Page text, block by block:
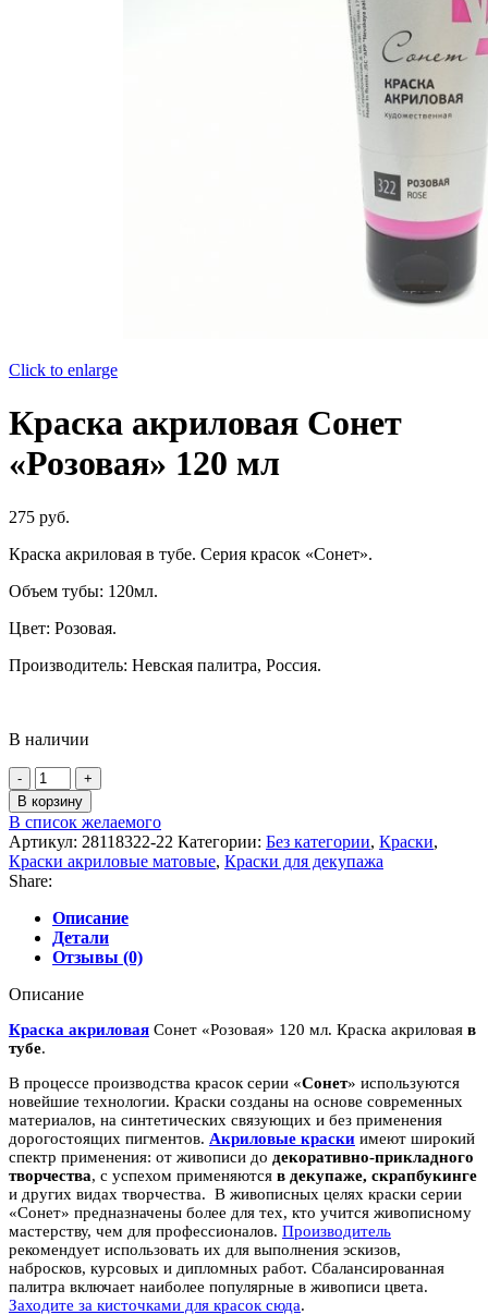
Click to enlarge
Краска акриловая Сонет
«Розовая» 120 мл
275 руб.
Краска акриловая в тубе. Серия красок «Сонет».
Объем тубы: 120мл.
Цвет: Розовая.
Производитель: Невская палитра, Россия.
В наличии
Количество
товара
Краска
акриловая
Сонет
"Розовая"
120
мл
В корзину
В список желаемого
Артикул: 28118322-22 Категории: Без категории, Краски,
Краски акриловые матовые, Краски для декупажа
Share:
Описание
Детали
Отзывы (0)
Описание
Краска акриловая Сонет «Розовая» 120 мл. Краска акриловая в
тубе.
В процессе производства красок серии «Сонет» используются
новейшие технологии. Краски созданы на основе современных
материалов, на синтетических связующих и без применения
дорогостоящих пигментов. Акриловые краски имеют широкий
спектр применения: от живописи до декоративно-прикладного
творчества, с успехом применяются в декупаже, скрапбукинге
и других видах творчества. В живописных целях краски серии
«Сонет» предназначены более для тех, кто учится живописному
мастерству, чем для профессионалов. Производитель
рекомендует использовать их для выполнения эскизов,
набросков, курсовых и дипломных работ. Сбалансированная
палитра включает наиболее популярные в живописи цвета.
Заходите за кисточками для красок сюда.